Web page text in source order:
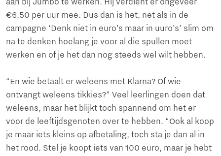
aan bij Jumbo te werken. Hij verdient er ongeveer
€6,50 per uur mee. Dus dan is het, net als in de
campagne ‘Denk niet in euro’s maar in uuro’s’ slim om
na te denken hoelang je voor al die spullen moet
werken en of je het dan nog steeds wel wilt hebben.
“En wie betaalt er weleens met Klarna? Of wie
ontvangt weleens tikkies?” Veel leerlingen doen dat
weleens, maar het blijkt toch spannend om het er
voor de leeftijdsgenoten over te hebben. “Ook al koop
je maar iets kleins op afbetaling, toch sta je dan al in
het rood. Stel je koopt iets van 100 euro, maar je hebt